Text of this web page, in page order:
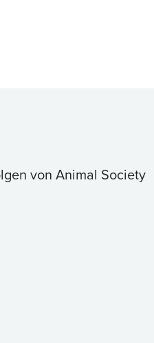
von Animal Society